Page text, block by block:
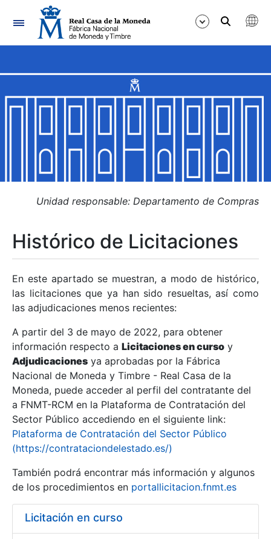
Navegación
Mostrar/Ocultar
Mostrar/Ocultar
Mostrar/Ocultar
Mostrar/Ocultar
Mostrar/Ocultar
Mostrar/Ocultar
Unidad responsable: Departamento de Compras
Histórico de Licitaciones
En este apartado se muestran, a modo de histórico,
las licitaciones que ya han sido resueltas, así como
las adjudicaciones menos recientes:
A partir del 3 de mayo de 2022, para obtener
información respecto a Licitaciones en curso y
Adjudicaciones ya aprobadas por la Fábrica
Nacional de Moneda y Timbre - Real Casa de la
Moneda, puede acceder al perfil del contratante del
a FNMT-RCM en la Plataforma de Contratación del
Sector Público accediendo en el siguiente link:
Plataforma de Contratación del Sector Público
(https://contrataciondelestado.es/)
También podrá encontrar más información y algunos
de los procedimientos en portallicitacion.fnmt.es
Licitación en curso